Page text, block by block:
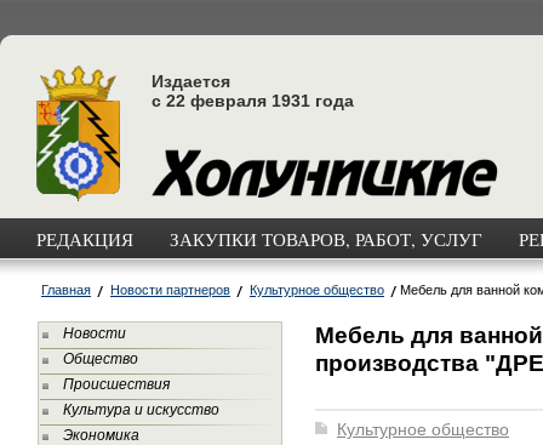
Издается
с 22 февраля 1931 года
РЕДАКЦИЯ ЗАКУПКИ ТОВАРОВ, РАБОТ, УСЛУГ
Главная Новости партнеров Культурное общество Мебель для ванной
Новости
Общество
Происшествия
Культура и искусство
Экономика
Мебель для
производства
Культурное общество